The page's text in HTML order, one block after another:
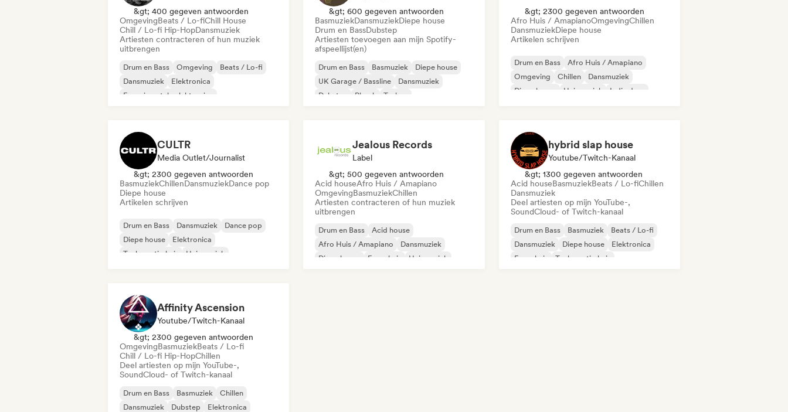
&gt; 400 gegeven antwoorden
OmgevingBeats / Lo-fiChill House
Chill / Lo-fi Hip-HopDansmuziek
Artiesten contracteren of hun muziek
uitbrengen
Drum en Bass Omgeving
Beats / Lo-fi
Dansmuziek
Elektronica
Experimentele elektronica
&gt; 600 gegeven antwoorden
BasmuziekDansmuziekDiepe house
Drum en BassDubstep
Artiesten toevoegen aan mijn Spotify-
afspeellijst(en)
Drum en Bass Basmuziek
Diepe house
UK Garage / Bassline
Dansmuziek
Dubstep
Phonk Techno
&gt; 2300 gegeven antwoorden
Afro Huis / AmapianoOmgevingChillen
DansmuziekDiepe house
Artikelen schrijven
Drum en Bass
Afro Huis / Amapiano
Omgeving
Chillen
Dansmuziek
Diepe house
Huismuziek Indie dans
CULTR
Media Outlet/Journalist
&gt; 2300 gegeven antwoorden
BasmuziekChillenDansmuziekDance pop
Diepe house
Artikelen schrijven
Drum en Bass Dansmuziek
Dance pop
Diepe house
Elektronica
Toekomstig huis
Huismuziek
Jealous Records
Label
&gt; 500 gegeven antwoorden
Acid houseAfro Huis / Amapiano
OmgevingBasmuziekChillen
Artiesten contracteren of hun muziek
uitbrengen
Drum en Bass
Acid house
Afro Huis / Amapiano
Dansmuziek
Diepe house
Frans huis
Huismuziek
hybrid slap house
Youtube/Twitch-Kanaal
&gt; 1300 gegeven antwoorden
Acid houseBasmuziekBeats / Lo-fiChillen
Dansmuziek
Deel artiesten op mijn YouTube-,
SoundCloud- of Twitch-kanaal
Drum en Bass Basmuziek
Beats / Lo-fi
Dansmuziek
Diepe house
Elektronica
Frans huis
Toekomstig huis
Affinity Ascension
Youtube/Twitch-Kanaal
&gt; 2300 gegeven antwoorden
OmgevingBasmuziekBeats / Lo-fi
Chill / Lo-fi Hip-HopChillen
Deel artiesten op mijn YouTube-,
SoundCloud- of Twitch-kanaal
Drum en Bass Basmuziek
Chillen
Dansmuziek
Dubstep
Elektronica